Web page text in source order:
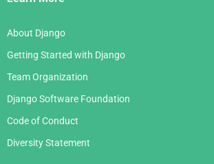
About Django
Getting Started with Django
Team Organization
Django Software Foundation
Code of Conduct
Diversity Statement